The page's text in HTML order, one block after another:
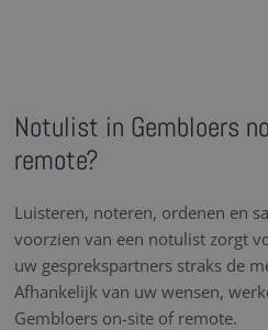
Notulist in Gembloers
remote?
Luisteren, noteren, ordenen en
voorzien van een notulist zorgt
uw gesprekspartners straks de
Afhankelijk van uw wensen,
Gembloers on-site of remote.